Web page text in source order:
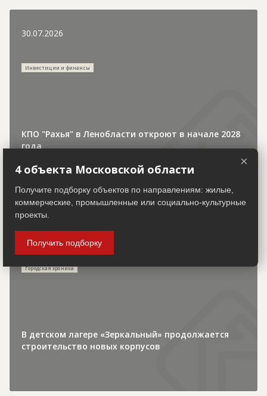
30.07.2026
Инвестиции и финансы
КПО "Рахья" в Ленобласти откроют в начале 2028
года
30.07.2026
Городская хроника
В детском лагере «Зеркальный» продолжается
строительство новых корпусов
×
4 объекта Московской области
Получите подборку объектов по направлениям: жилые,
коммерческие, промышленные или социально-культурные
проекты.
Получить подборку